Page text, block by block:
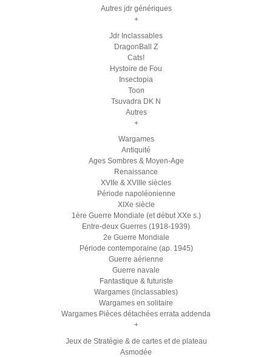
Autres jdr génériques
+
Jdr Inclassables
DragonBall Z
Cats!
Hystoire de Fou
Insectopia
Toon
Tsuvadra DK N
Autres
+
Wargames
Antiquité
Ages Sombres & Moyen-Age
Renaissance
XVIIe & XVIIIe siècles
Période napoléonienne
XIXe siècle
1ère Guerre Mondiale (et début XXe s.)
Entre-deux Guerres (1918-1939)
2e Guerre Mondiale
Période contemporaine (ap. 1945)
Guerre aérienne
Guerre navale
Fantastique & futuriste
Wargames (inclassables)
Wargames en solitaire
Wargames Pièces détachées errata addenda
+
Jeux de Stratégie & de cartes et de plateau
Asmodée